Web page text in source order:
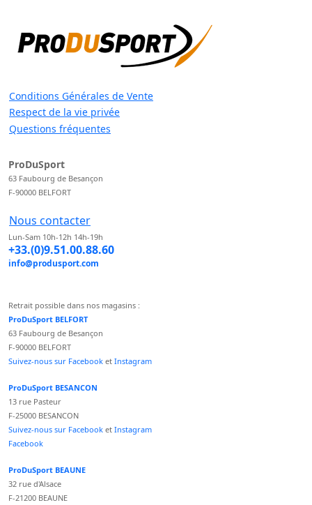
Conditions Générales de Vente
Respect de la vie privée
Questions fréquentes
ProDuSport
63 Faubourg de Besançon
F-90000 BELFORT
Nous contacter
Lun-Sam 10h-12h 14h-19h
+33.(0)9.51.00.88.60
info@produsport.com
Retrait possible dans nos magasins :
ProDuSport BELFORT
63 Faubourg de Besançon
F-90000 BELFORT
Suivez-nous sur Facebook et Instagram
ProDuSport BESANCON
13 rue Pasteur
F-25000 BESANCON
Suivez-nous sur Facebook et Instagram
Facebook
ProDuSport BEAUNE
32 rue d'Alsace
F-21200 BEAUNE